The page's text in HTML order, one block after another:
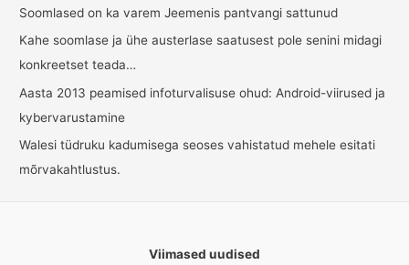
Soomlased on ka varem Jeemenis pantvangi sattunud
Kahe soomlase ja ühe austerlase saatusest pole senini midagi
konkreetset teada…
Aasta 2013 peamised infoturvalisuse ohud: Android-viirused ja
kybervarustamine
Walesi tüdruku kadumisega seoses vahistatud mehele esitati
mõrvakahtlustus.
Viimased uudised